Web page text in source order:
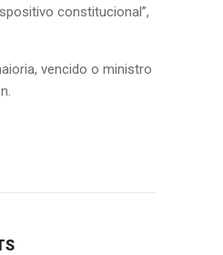
constitucional”,
vencido o ministro